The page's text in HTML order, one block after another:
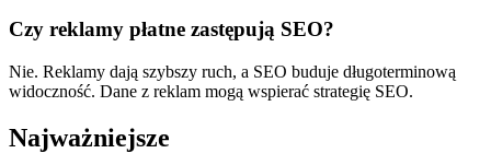
Czy reklamy płatne zastępują SEO?
Nie. Reklamy dają szybszy ruch, a SEO buduje długoterminową
widoczność. Dane z reklam mogą wspierać strategię SEO.
Najważniejsze